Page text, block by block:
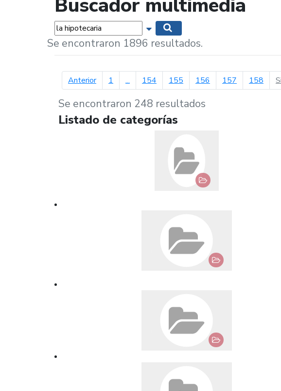
Buscador multimedia
Palabras... Mostrar opciones de búsqueda
Se encontraron 1896 resultados.
Anteriorpágina anterior
1 ... 154 155 156 157 158
Se encontraron 248 resultados
Listado de categorías